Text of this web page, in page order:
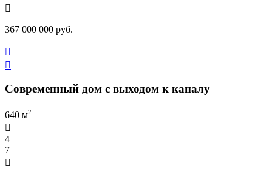

367 000 000 руб.


Современный дом с выходом к каналу
640 м2

4
7
